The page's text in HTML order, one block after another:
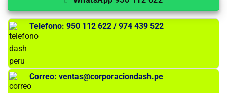
Telefono: 950 112 622 / 974 439 522
Correo: ventas@corporaciondash.pe